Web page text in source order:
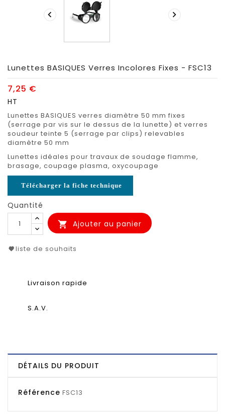
 
Lunettes BASIQUES Verres Incolores Fixes - FSC13
7,25 €
HT
Lunettes BASIQUES verres diamètre 50 mm fixes
(serrage par vis sur le dessus de la lunette) et verres
soudeur teinte 5 (serrage par clips) relevables
diamètre 50 mm
Lunettes idéales pour travaux de soudage flamme,
brasage, coupage plasma, oxycoupage
Télécharger la fiche technique
Quantité
 Ajouter au panier
liste de souhaits
Livraison rapide
S.A.V.
DÉTAILS DU PRODUIT
Référence FSC13